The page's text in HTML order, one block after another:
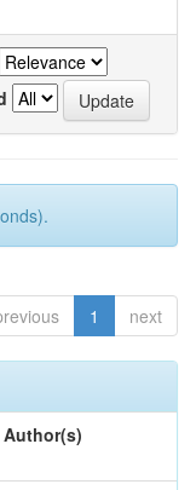
1 next
Author(s)